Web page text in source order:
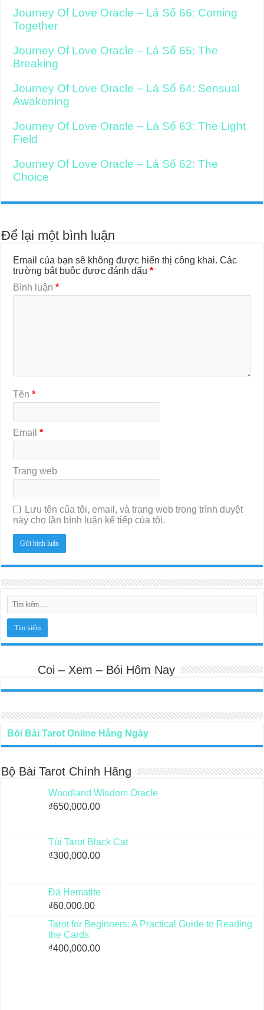
Journey Of Love Oracle – Lá Số 66: Coming
Together
Journey Of Love Oracle – Lá Số 65: The
Breaking
Journey Of Love Oracle – Lá Số 64: Sensual
Awakening
Journey Of Love Oracle – Lá Số 63: The Light
Field
Journey Of Love Oracle – Lá Số 62: The
Choice
Để lại một bình luận
Email của bạn sẽ không được hiển thị công khai. Các
trường bắt buộc được đánh dấu*
Bình luận*
Tên*
Email*
Trang web
Lưu tên của tôi, email, và trang web trong trình duyệt
này cho lần bình luận kế tiếp của tôi.
Coi – Xem – Bói Hôm Nay
Bói Bài Tarot Online Hằng Ngày
Bộ Bài Tarot Chính Hãng
Woodland Wisdom Oracle
₫650,000.00
Túi Tarot Black Cat
₫300,000.00
Đá Hematite
₫60,000.00
Tarot for Beginners: A Practical Guide to Reading
the Cards
₫400,000.00